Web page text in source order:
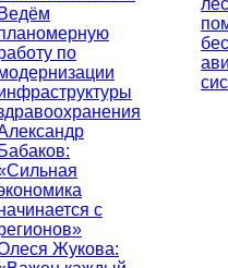
Ведём
по
Бабаков:
с
Жукова: